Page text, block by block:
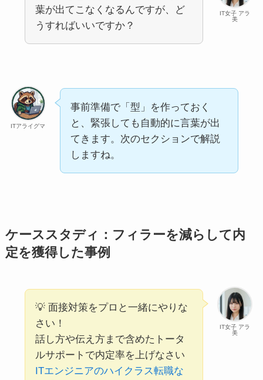
IT女子 アラ
美
葉が出てこなくなるんですが、ど
うすればいいですか？
ITアライグマ
事前準備で「型」を作っておく
と、緊張しても自動的に言葉が出
てきます。次のセクションで解説
しますね。
ケーススタディ：フィラーを減らして内
定を獲得した事例
IT女子 アラ
美
💡 面接対策をプロと一緒にやりな
さい！
話し方や伝え方まで含めたトータ
ルサポートで内定率を上げなさい
ITエンジニアのハイクラス転職な